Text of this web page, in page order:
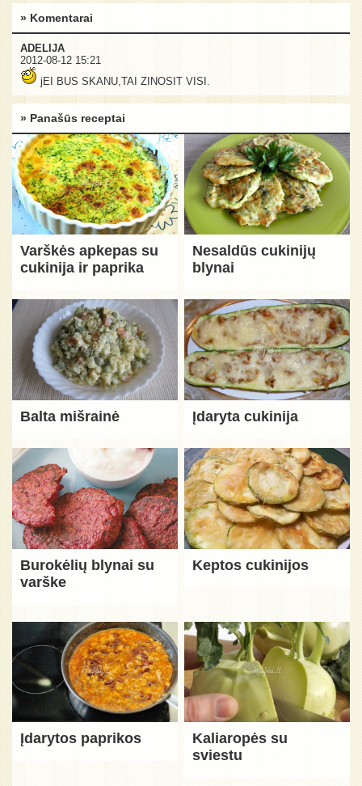
» Komentarai
ADELIJA
2012-08-12 15:21
jEI BUS SKANU,TAI ZINOSIT VISI.
» Panašūs receptai
Varškės apkepas su
cukinija ir paprika
Nesaldūs cukinijų
blynai
Balta mišrainė Įdaryta cukinija
Burokėlių blynai su
varške
Keptos cukinijos
Įdarytos paprikos
Kaliaropės su
sviestu